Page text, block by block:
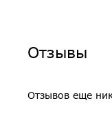
Отзывы
Отзывов еще